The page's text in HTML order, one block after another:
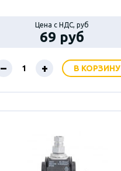
Цена с НДС, руб
69 руб
– + В КОРЗИНУ